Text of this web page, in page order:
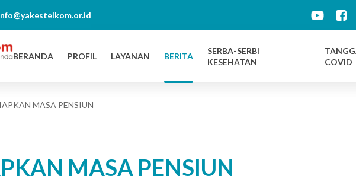
BERANDA PROFIL LAYANAN BERITA
SERBA-SERBI
KESEHATAN
COVID
MASA PENSIUN
MASA PENSIUN